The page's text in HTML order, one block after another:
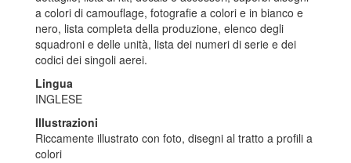
a colori di camouflage, fotografie a colori e in bianco e
nero, lista completa della produzione, elenco degli
squadroni e delle unità, lista dei numeri di serie e dei
codici dei singoli aerei.
Lingua
INGLESE
Illustrazioni
Riccamente illustrato con foto, disegni al tratto a profili a
colori